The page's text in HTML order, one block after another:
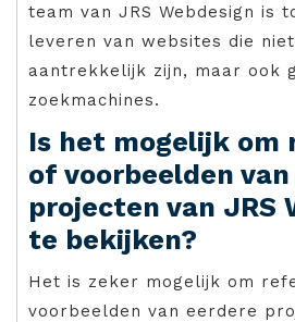
team van JRS Webdesign is
leveren van websites die
aantrekkelijk zijn, maar ook
zoekmachines.
Is het mogelijk om
of voorbeelden
projecten van JRS
te bekijken?
Het is zeker mogelijk om
voorbeelden van eerdere